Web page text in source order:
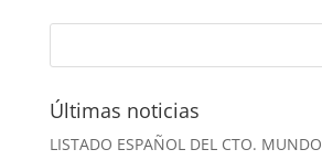
Últimas noticias
LISTADO ESPAÑOL DEL CTO.